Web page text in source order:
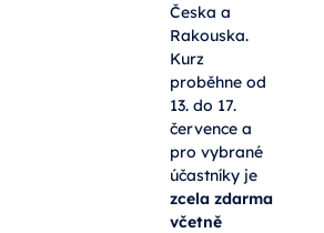
Česka a
Rakouska.
Kurz
proběhne od
13. do 17.
července a
pro vybrané
účastníky je
zcela zdarma
včetně